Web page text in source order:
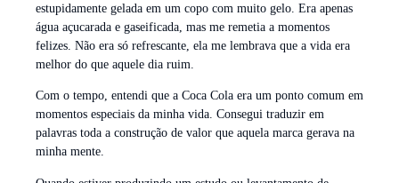
estupidamente gelada em um copo com muito gelo. Era apenas
água açucarada e gaseificada, mas me remetia a momentos
felizes. Não era só refrescante, ela me lembrava que a vida era
melhor do que aquele dia ruim.
Com o tempo, entendi que a Coca Cola era um ponto comum em
momentos especiais da minha vida. Consegui traduzir em
palavras toda a construção de valor que aquela marca gerava na
minha mente.